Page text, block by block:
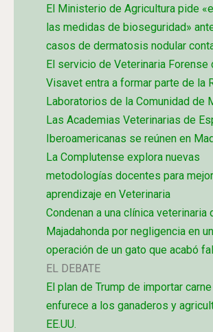
El Ministerio de Agricultura pide
las medidas de bioseguridad»
casos de dermatosis nodular
El servicio de Veterinaria Forense
Visavet entra a formar parte de la
Laboratorios de la Comunidad de
Las Academias Veterinarias de
Iberoamericanas se reúnen en
La Complutense explora nuevas
metodologías docentes para
aprendizaje en Veterinaria
Condenan a una clínica veterinaria
Majadahonda por negligencia en
operación de un gato que acabó
EL DEBATE
El plan de Trump de importar
enfurece a los ganaderos y
EE.UU.